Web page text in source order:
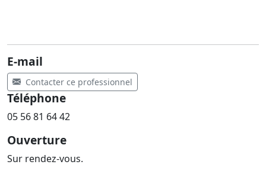
E-mail
Contacter ce professionnel
Téléphone
05 56 81 64 42
Ouverture
Sur rendez-vous.